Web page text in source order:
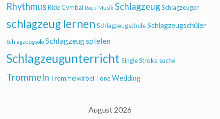
Rhythmus Ride Cymbal Rock-Musik Schlagzeug Schlagzeuger
schlagzeug lernen Schlagzeugschule Schlagzeugschüler
Schlagzeugsolo Schlagzeug spielen
Schlagzeugunterricht Single Stroke suche
Trommeln Trommelwirbel Töne Wedding
August 2026